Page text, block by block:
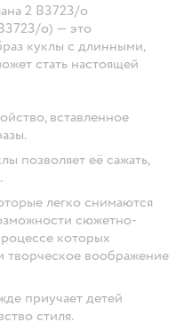
2 В3723/о
о) — это
куклы с длинными,
стать настоящей
вставленное
позволяет её сажать,
легко снимаются
сюжетно-
которых
творческое воображение
приучает детей
стиля.